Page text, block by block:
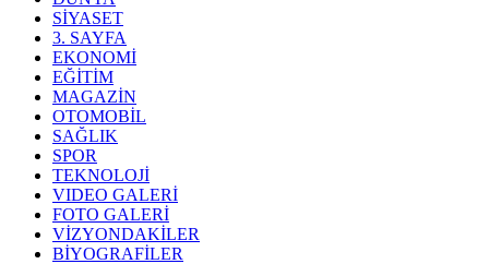
SİYASET
3. SAYFA
EKONOMİ
EĞİTİM
MAGAZİN
OTOMOBİL
SAĞLIK
SPOR
TEKNOLOJİ
VIDEO GALERİ
FOTO GALERİ
VİZYONDAKİLER
BİYOGRAFİLER